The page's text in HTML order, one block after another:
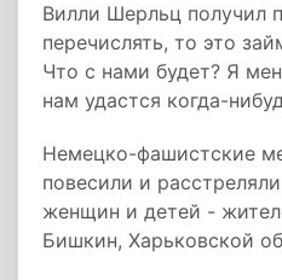
Вилли Шерльц получил
перечислять, то это
Что с нами будет? Я
нам удастся когда-
Немецко-фашистские
повесили и
женщин и детей -
Бишкин, Харьковской